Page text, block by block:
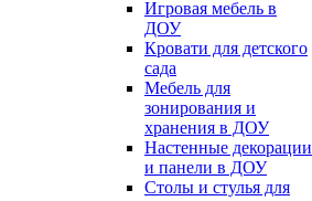
Игровая мебель в
ДОУ
Кровати для детского
сада
Мебель для
зонирования и
хранения в ДОУ
Настенные декорации
и панели в ДОУ
Столы и стулья для